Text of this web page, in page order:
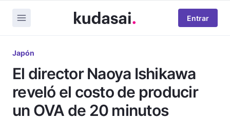
Entrar
Japón
El director Naoya Ishikawa
reveló el costo de producir
un OVA de 20 minutos